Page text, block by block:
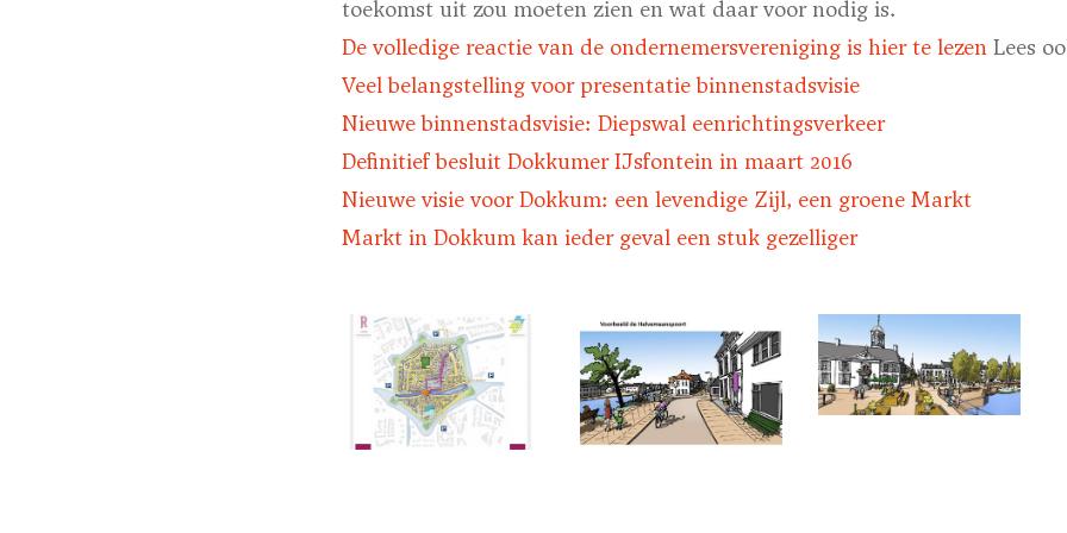
toekomst uit zou moeten zien en wat daar voor nodig is.
De volledige reactie van de ondernemersvereniging is hier te lezen Lees
Veel belangstelling voor presentatie binnenstadsvisie
Nieuwe binnenstadsvisie: Diepswal eenrichtingsverkeer
Definitief besluit Dokkumer IJsfontein in maart 2016
Nieuwe visie voor Dokkum: een levendige Zijl, een groene Markt
Markt in Dokkum kan ieder geval een stuk gezelliger